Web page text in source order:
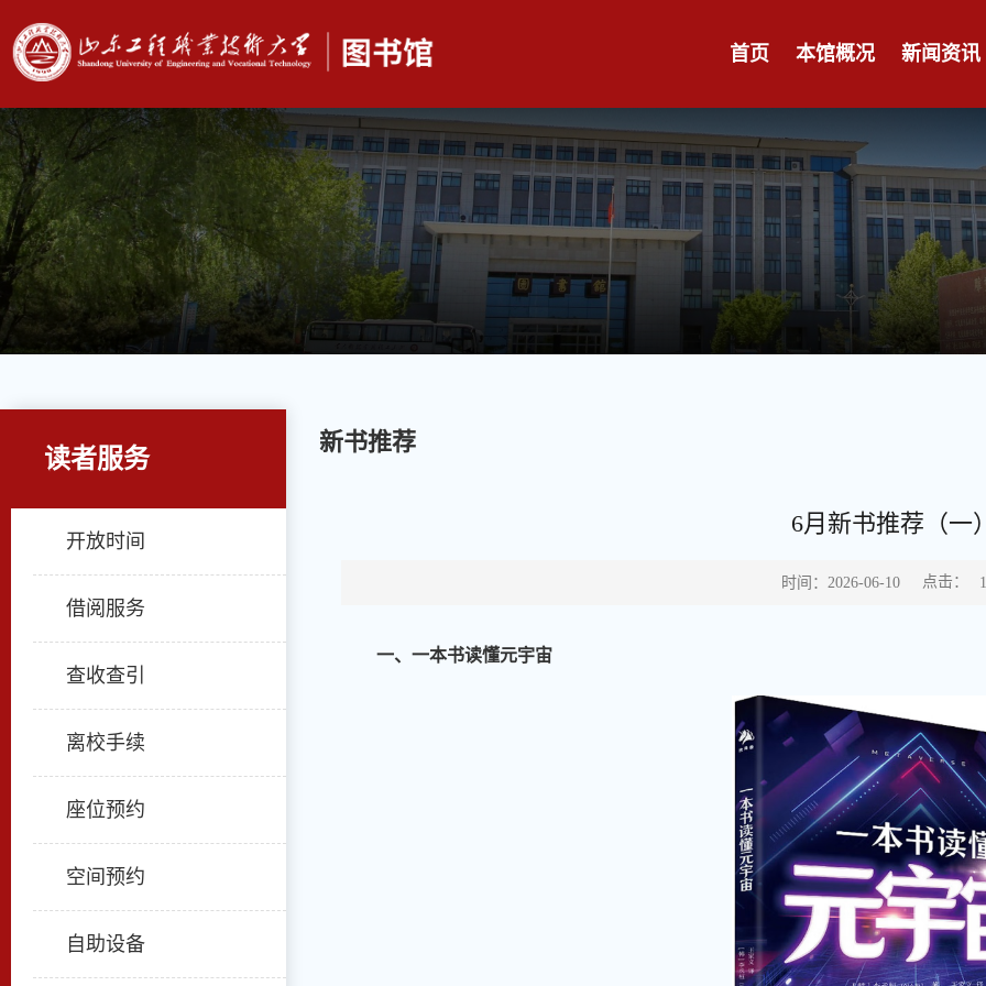
首页 本馆概况 新闻资讯
读者服务
开放时间
借阅服务
查收查引
离校手续
座位预约
空间预约
自助设备
新书推荐
6月新书推荐（一
时间：2026-06-10 点击：
一、一本书读懂元宇宙